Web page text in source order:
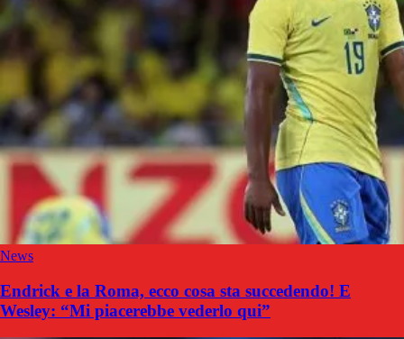
News
Endrick e la Roma, ecco cosa sta succedendo! E
Wesley: “Mi piacerebbe vederlo qui”